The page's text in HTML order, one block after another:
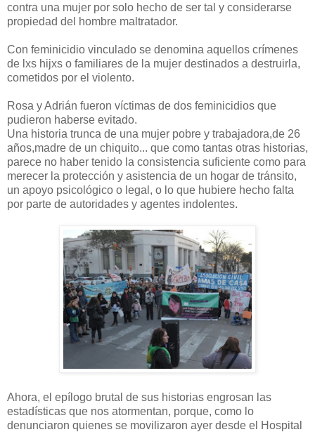
contra una mujer por solo hecho de ser tal y considerarse
propiedad del hombre maltratador.
Con feminicidio vinculado se denomina aquellos crímenes
de lxs hijxs o familiares de la mujer destinados a destruirla,
cometidos por el violento.
Rosa y Adrián fueron víctimas de dos feminicidios que
pudieron haberse evitado.
Una historia trunca de una mujer pobre y trabajadora,de 26
años,madre de un chiquito... que como tantas otras historias,
parece no haber tenido la consistencia suficiente como para
merecer la protección y asistencia de un hogar de tránsito,
un apoyo psicológico o legal, o lo que hubiere hecho falta
por parte de autoridades y agentes indolentes.
Ahora, el epílogo brutal de sus historias engrosan las
estadísticas que nos atormentan, porque, como lo
denunciaron quienes se movilizaron ayer desde el Hospital